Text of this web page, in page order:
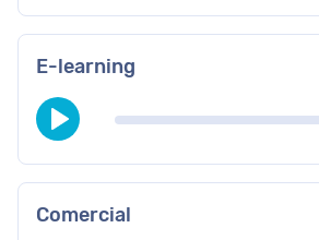
E-learning
Comercial